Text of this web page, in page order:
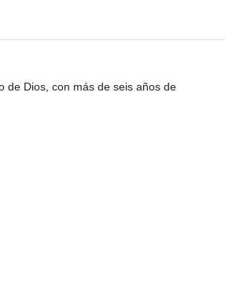
de Dios, con más de seis años de